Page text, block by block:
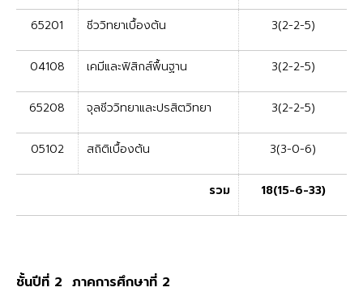
65201 ชีววิทยาเบื้องต้น 3(2-2-5)
04108 เคมีและฟิสิกส์พื้นฐาน 3(2-2-5)
65208 จุลชีววิทยาและปรสิตวิทยา 3(2-2-5)
05102 สถิติเบื้องต้น 3(3-0-6)
รวม 18(15-6-33)
ชั้นปีที่ 2 ภาคการศึกษาที่ 2